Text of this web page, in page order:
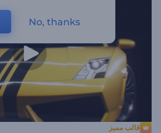
قالب مميز
No, thanks